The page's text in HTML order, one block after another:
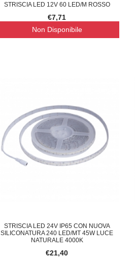
STRISCIA LED 12V 60 LED/M ROSSO
€7,71
Non Disponibile
STRISCIA LED 24V IP65 CON NUOVA
SILICONATURA 240 LED/MT 45W LUCE
NATURALE 4000K
€21,40